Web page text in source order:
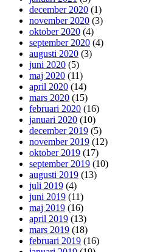
december 2020 (1)
november 2020 (3)
oktober 2020 (4)
september 2020 (4)
augusti 2020 (3)
juni 2020 (5)
maj 2020 (11)
april 2020 (14)
mars 2020 (15)
februari 2020 (16)
januari 2020 (10)
december 2019 (5)
november 2019 (12)
oktober 2019 (17)
september 2019 (10)
augusti 2019 (13)
juli 2019 (4)
juni 2019 (11)
maj 2019 (16)
april 2019 (13)
mars 2019 (18)
februari 2019 (16)